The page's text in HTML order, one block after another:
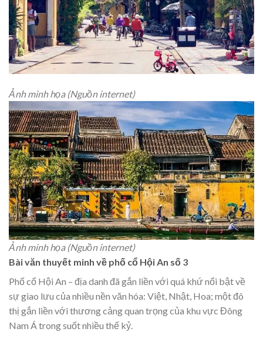
Ảnh minh họa (Nguồn internet)
Ảnh minh họa (Nguồn internet)
Bài văn thuyết minh về phố cổ Hội An số 3
Phố cổ Hội An – địa danh đã gắn liền với quá khứ nổi bật về
sự giao lưu của nhiều nền văn hóa: Việt, Nhật, Hoa; một đô
thị gắn liền với thương cảng quan trọng của khu vực Đông
Nam Á trong suốt nhiều thế kỷ.